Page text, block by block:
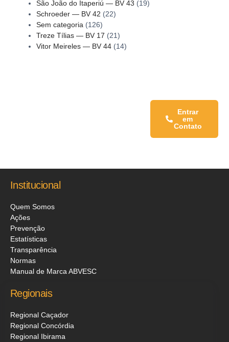
São João do Itaperiú — BV 43 (19)
Schroeder — BV 42 (22)
Sem categoria (126)
Treze Tílias — BV 17 (21)
Vitor Meireles — BV 44(14)
Entrar
em
Contato
Institucional
Quem Somos
Ações
Prevenção
Estatísticas
Transparência
Normas
Manual de Marca ABVESC
Regionais
Regional Caçador
Regional Concórdia
Regional Ibirama